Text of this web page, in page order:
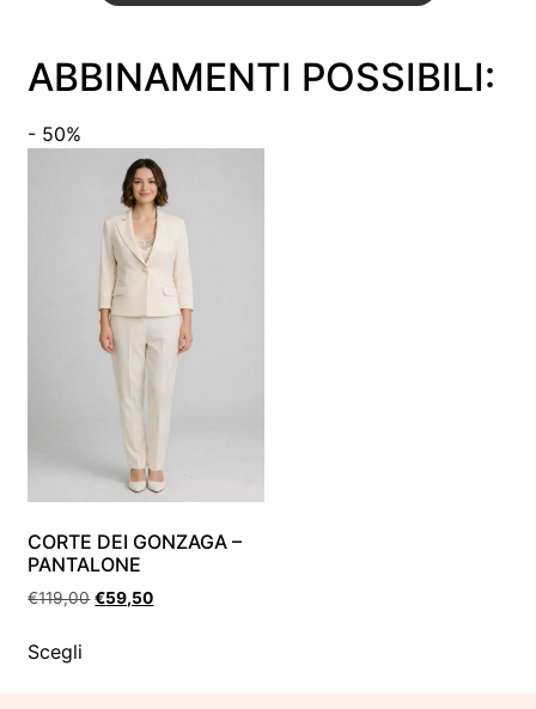
ABBINAMENTI POSSIBILI:
- 50%
CORTE DEI GONZAGA –
PANTALONE
€119,00 €59,50
Scegli